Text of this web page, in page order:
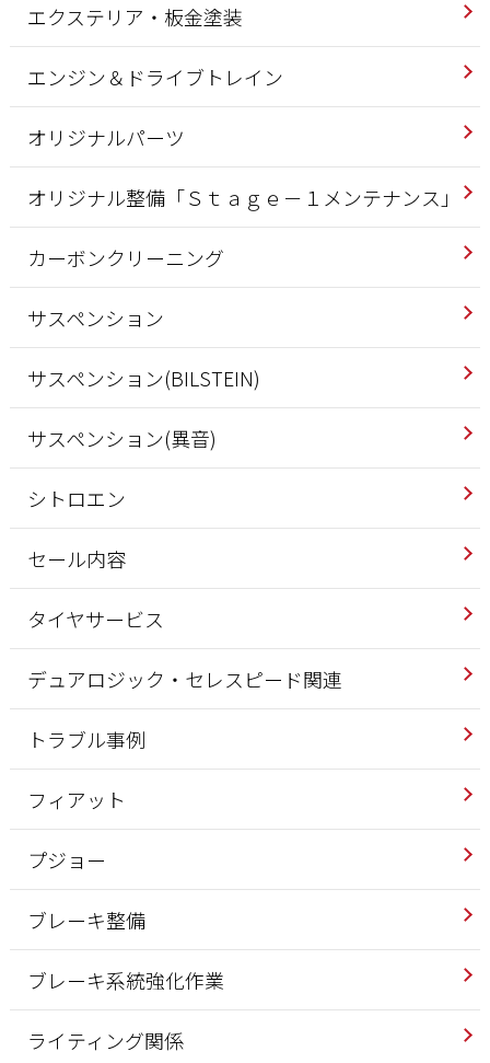
エクステリア・板金塗装
エンジン＆ドライブトレイン
オリジナルパーツ
オリジナル整備「Ｓｔａｇｅ－１メンテナンス」
カーボンクリーニング
サスペンション
サスペンション(BILSTEIN)
サスペンション(異音)
シトロエン
セール内容
タイヤサービス
デュアロジック・セレスピード関連
トラブル事例
フィアット
プジョー
ブレーキ整備
ブレーキ系統強化作業
ライティング関係